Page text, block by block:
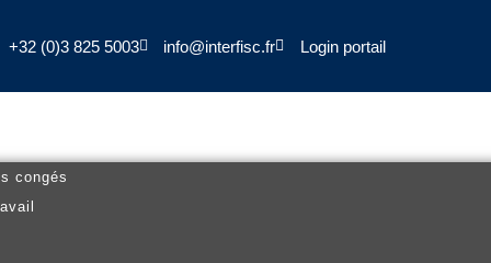
+32 (0)3 825 5003 info@interfisc.fr Login portail
congés